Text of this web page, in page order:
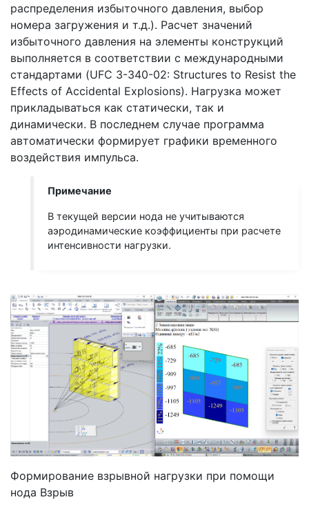
распределения избыточного давления, выбор
номера загружения и т.д.). Расчет значений
избыточного давления на элементы конструкций
выполняется в соответствии с международными
стандартами (UFC 3-340-02: Structures to Resist the
Effects of Accidental Explosions). Нагрузка может
прикладываться как статически, так и
динамически. В последнем случае программа
автоматически формирует графики временного
воздействия импульса.
Примечание
В текущей версии нода не учитываются
аэродинамические коэффициенты при расчете
интенсивности нагрузки.
Формирование взрывной нагрузки при помощи
нода Взрыв